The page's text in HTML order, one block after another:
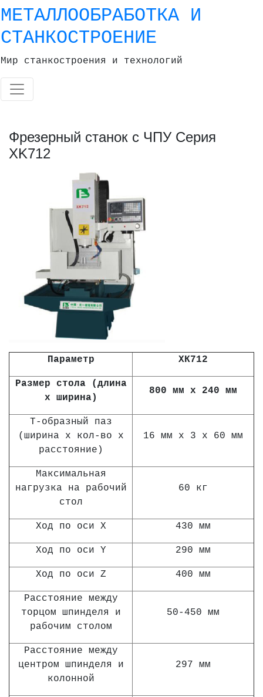
Skip
to
content
МЕТАЛЛООБРАБОТКА И
СТАНКОСТРОЕНИЕ
Мир станкостроения и технологий
Фрезерный станок с ЧПУ Серия
XK712
Параметр ХК712
Размер стола (длина
х ширина)
800 мм х 240 мм
Т-образный паз
(ширина х кол-во х
расстояние)
16 мм х 3 х 60 мм
Максимальная
нагрузка на рабочий
стол
60 кг
Ход по оси Х 430 мм
Ход по оси Y 290 мм
Ход по оси Z 400 мм
Расстояние между
торцом шпинделя и
рабочим столом
50-450 мм
Расстояние между
центром шпинделя и
колонной
297 мм